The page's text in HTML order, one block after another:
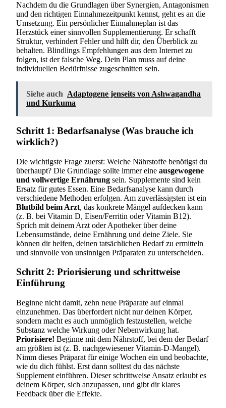
Nachdem du die Grundlagen über Synergien, Antagonismen
und den richtigen Einnahmezeitpunkt kennst, geht es an die
Umsetzung. Ein persönlicher Einnahmeplan ist das
Herzstück einer sinnvollen Supplementierung. Er schafft
Struktur, verhindert Fehler und hilft dir, den Überblick zu
behalten. Blindlings Empfehlungen aus dem Internet zu
folgen, ist der falsche Weg. Dein Plan muss auf deine
individuellen Bedürfnisse zugeschnitten sein.
Siehe auch Adaptogene jenseits von Ashwagandha
und Kurkuma
Schritt 1: Bedarfsanalyse (Was brauche ich
wirklich?)
Die wichtigste Frage zuerst: Welche Nährstoffe benötigst du
überhaupt? Die Grundlage sollte immer eine ausgewogene
und vollwertige Ernährung sein. Supplemente sind kein
Ersatz für gutes Essen. Eine Bedarfsanalyse kann durch
verschiedene Methoden erfolgen. Am zuverlässigsten ist ein
Blutbild beim Arzt, das konkrete Mängel aufdecken kann
(z. B. bei Vitamin D, Eisen/Ferritin oder Vitamin B12).
Sprich mit deinem Arzt oder Apotheker über deine
Lebensumstände, deine Ernährung und deine Ziele. Sie
können dir helfen, deinen tatsächlichen Bedarf zu ermitteln
und sinnvolle von unsinnigen Präparaten zu unterscheiden.
Schritt 2: Priorisierung und schrittweise
Einführung
Beginne nicht damit, zehn neue Präparate auf einmal
einzunehmen. Das überfordert nicht nur deinen Körper,
sondern macht es auch unmöglich festzustellen, welche
Substanz welche Wirkung oder Nebenwirkung hat.
Priorisiere! Beginne mit dem Nährstoff, bei dem der Bedarf
am größten ist (z. B. nachgewiesener Vitamin-D-Mangel).
Nimm dieses Präparat für einige Wochen ein und beobachte,
wie du dich fühlst. Erst dann solltest du das nächste
Supplement einführen. Dieser schrittweise Ansatz erlaubt es
deinem Körper, sich anzupassen, und gibt dir klares
Feedback über die Effekte.